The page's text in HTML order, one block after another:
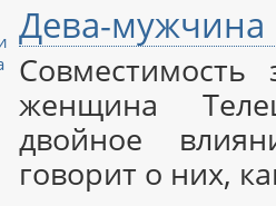
Дева-
женщина
двойное
говорит о них,